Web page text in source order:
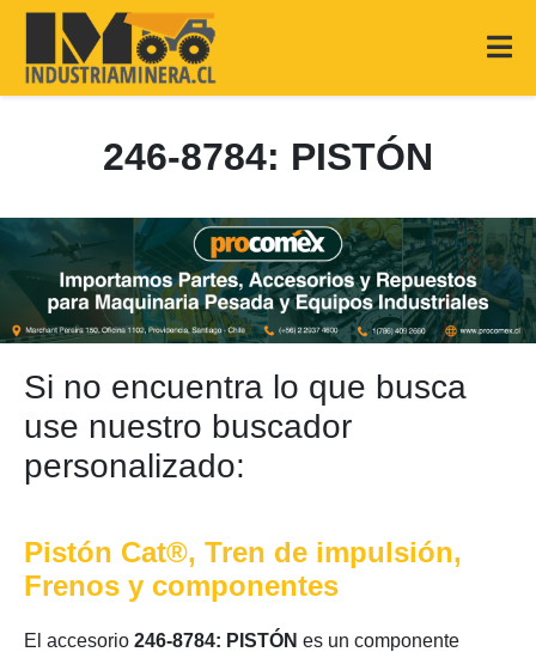
246-8784: PISTÓN
Si no encuentra lo que busca
use nuestro buscador
personalizado:
Pistón Cat®, Tren de impulsión,
Frenos y componentes
El accesorio 246-8784: PISTÓN es un componente